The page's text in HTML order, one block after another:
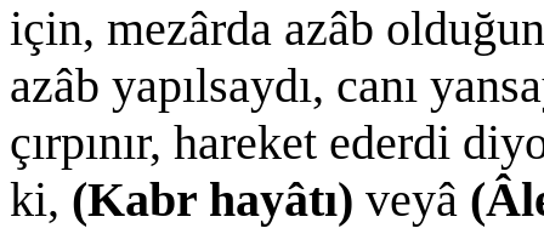
için, mezârda azâb
azâb yapılsaydı, canı
çırpınır, hareket ederdi
ki, (Kabr hayâtı) veyâ